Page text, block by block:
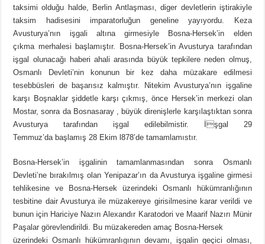
taksimi olduğu halde, Berlin Antlaşması, diger devletlerin iştirakiyle
taksim hadisesini imparatorluğun geneline yayıyordu. Keza
Avusturya’nın işgali altına girmesiyle Bosna-Hersek’in elden
çıkma merhalesi başlamıştır. Bosna-Hersek’in Avusturya tarafından
işgal olunacağı haberi ahali arasında büyük tepkilere neden olmuş,
Osmanlı Devleti’nin konunun bir kez daha müzakare edilmesi
tesebbüsleri de başarısız kalmıştır. Nitekim Avusturya’nın işgaline
karşı Boşnaklar şiddetle karşı çıkmış, önce Hersek’in merkezi olan
Mostar, sonra da Bosnasaray , büyük direnişlerle karşılaştıktan sonra
Avusturya tarafından işgal edilebilmistir. İşgal 29
Temmuz’da başlamış 28 Ekim l878’de tamamlamıstır.
Bosna-Hersek’in işgalinin tamamlanmasından sonra Osmanlı
Devleti’ne bırakılmış olan Yenipazar’ın da Avusturya işgaline girmesi
tehlikesine ve Bosna-Hersek üzerindeki Osmanlı hükümranlığının
tesbitine dair Avusturya ile müzakereye girisilmesine karar verildi ve
bunun için Hariciye Nazırı Alexandır Karatodori ve Maarif Nazırı Münir
Paşalar görevlendirildi. Bu müzakereden amaç Bosna-Hersek
üzerindeki Osmanlı hükümranlıgının devamı, işgalin geçici olması,